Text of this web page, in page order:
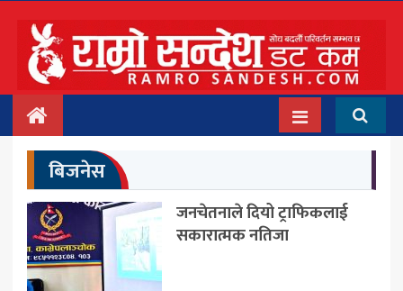
मुख्य
समाचार
देश/प्रदेश
राजनीति
बिचार
अन्तर्वार्ता
बिजनेस
जनचेतनाले दियो ट्राफिकलाई
सकारात्मक नतिजा